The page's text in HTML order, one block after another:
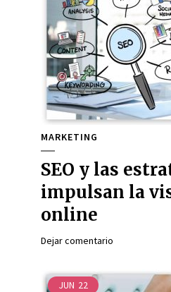
MARKETING
SEO y las
impulsan la
online
Dejar comentario
JUN 22